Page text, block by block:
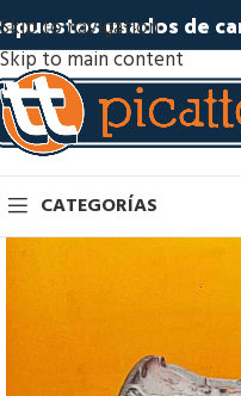
Skip to navigation
Skip to main content
usados de
CATEGORÍAS